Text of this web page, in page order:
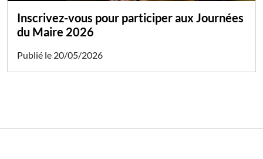
Inscrivez-vous pour participer aux Journées
du Maire 2026
Publié le 20/05/2026